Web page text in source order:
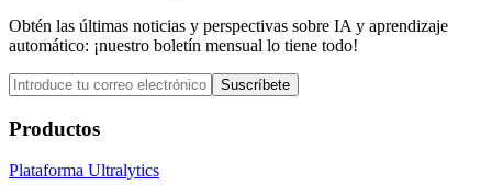
Obtén las últimas noticias y perspectivas sobre IA y aprendizaje
automático: ¡nuestro boletín mensual lo tiene todo!
Suscríbete
Productos
Plataforma Ultralytics